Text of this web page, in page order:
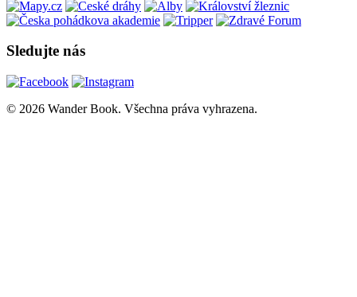
Sledujte nás
© 2026 Wander Book. Všechna práva vyhrazena.